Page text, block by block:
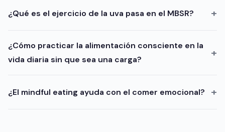
¿Qué es el ejercicio de la uva pasa en el MBSR?
¿Cómo practicar la alimentación consciente en la
vida diaria sin que sea una carga?
¿El mindful eating ayuda con el comer emocional?